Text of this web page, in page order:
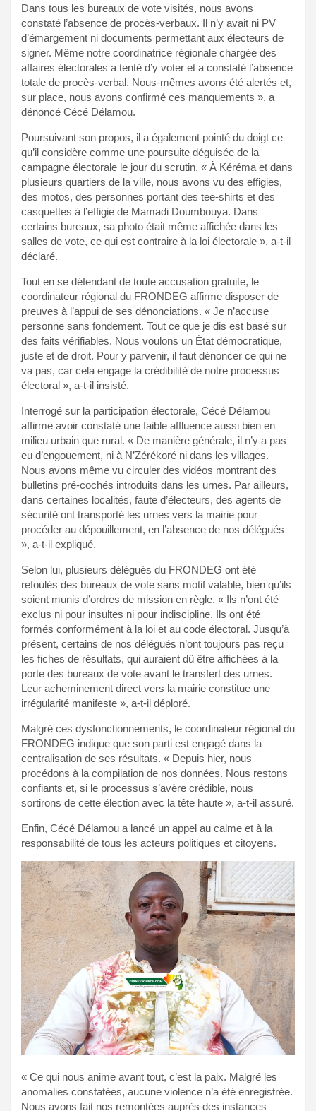
Dans tous les bureaux de vote visités, nous avons
constaté l’absence de procès-verbaux. Il n’y avait ni PV
d’émargement ni documents permettant aux électeurs de
signer. Même notre coordinatrice régionale chargée des
affaires électorales a tenté d’y voter et a constaté l’absence
totale de procès-verbal. Nous-mêmes avons été alertés et,
sur place, nous avons confirmé ces manquements », a
dénoncé Cécé Délamou.
Poursuivant son propos, il a également pointé du doigt ce
qu’il considère comme une poursuite déguisée de la
campagne électorale le jour du scrutin. « À Kéréma et dans
plusieurs quartiers de la ville, nous avons vu des effigies,
des motos, des personnes portant des tee-shirts et des
casquettes à l’effigie de Mamadi Doumbouya. Dans
certains bureaux, sa photo était même affichée dans les
salles de vote, ce qui est contraire à la loi électorale », a-t-il
déclaré.
Tout en se défendant de toute accusation gratuite, le
coordinateur régional du FRONDEG affirme disposer de
preuves à l’appui de ses dénonciations. « Je n’accuse
personne sans fondement. Tout ce que je dis est basé sur
des faits vérifiables. Nous voulons un État démocratique,
juste et de droit. Pour y parvenir, il faut dénoncer ce qui ne
va pas, car cela engage la crédibilité de notre processus
électoral », a-t-il insisté.
Interrogé sur la participation électorale, Cécé Délamou
affirme avoir constaté une faible affluence aussi bien en
milieu urbain que rural. « De manière générale, il n’y a pas
eu d’engouement, ni à N’Zérékoré ni dans les villages.
Nous avons même vu circuler des vidéos montrant des
bulletins pré-cochés introduits dans les urnes. Par ailleurs,
dans certaines localités, faute d’électeurs, des agents de
sécurité ont transporté les urnes vers la mairie pour
procéder au dépouillement, en l’absence de nos délégués
», a-t-il expliqué.
Selon lui, plusieurs délégués du FRONDEG ont été
refoulés des bureaux de vote sans motif valable, bien qu’ils
soient munis d’ordres de mission en règle. « Ils n’ont été
exclus ni pour insultes ni pour indiscipline. Ils ont été
formés conformément à la loi et au code électoral. Jusqu’à
présent, certains de nos délégués n’ont toujours pas reçu
les fiches de résultats, qui auraient dû être affichées à la
porte des bureaux de vote avant le transfert des urnes.
Leur acheminement direct vers la mairie constitue une
irrégularité manifeste », a-t-il déploré.
Malgré ces dysfonctionnements, le coordinateur régional du
FRONDEG indique que son parti est engagé dans la
centralisation de ses résultats. « Depuis hier, nous
procédons à la compilation de nos données. Nous restons
confiants et, si le processus s’avère crédible, nous
sortirons de cette élection avec la tête haute », a-t-il assuré.
Enfin, Cécé Délamou a lancé un appel au calme et à la
responsabilité de tous les acteurs politiques et citoyens.
« Ce qui nous anime avant tout, c’est la paix. Malgré les
anomalies constatées, aucune violence n’a été enregistrée.
Nous avons fait nos remontées auprès des instances